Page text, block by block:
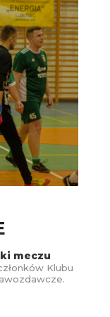
meczu
Klubu